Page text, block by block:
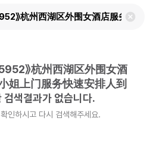
검
》杭州西湖区外围女酒
姐上门服务快速安排人到
검색결과가 없습니다.
인하시고 다시 검색해주세요.